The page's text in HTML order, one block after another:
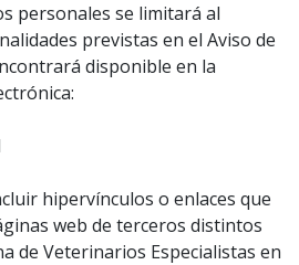
personales se limitará al
previstas en el Aviso de
disponible en la
hipervínculos o enlaces que
web de terceros distintos
de Veterinarios Especialistas en